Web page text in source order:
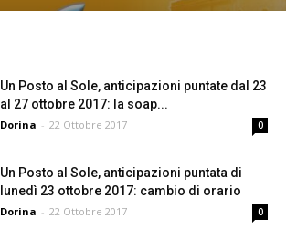
Un Posto al Sole, anticipazioni puntate dal 23
al 27 ottobre 2017: la soap...
Dorina - 22 Ottobre 2017 0
Un Posto al Sole, anticipazioni puntata di
lunedì 23 ottobre 2017: cambio di orario
Dorina - 22 Ottobre 2017 0